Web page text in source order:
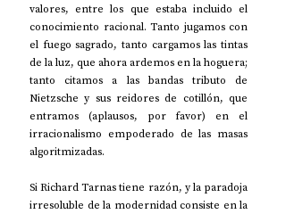
valores, entre los que estaba incluido el
conocimiento racional. Tanto jugamos con
el fuego sagrado, tanto cargamos las tintas
de la luz, que ahora ardemos en la hoguera;
tanto citamos a las bandas tributo de
Nietzsche y sus reidores de cotillón, que
entramos (aplausos, por favor) en el
irracionalismo empoderado de las masas
algoritmizadas.
Si Richard Tarnas tiene razón, y la paradoja
irresoluble de la modernidad consiste en la